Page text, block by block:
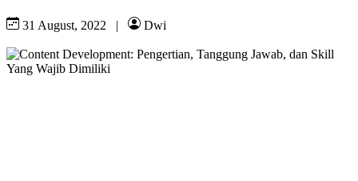
31 August, 2022 | Dwi